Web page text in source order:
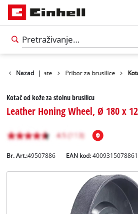
Nazad |
Pribor za alate Pribor za brusilice
Kotač od kože za stolnu brusilicu
Leather Honing Wheel, Ø 180 x
Br. Art.:49507886 EAN kod:4009315078861